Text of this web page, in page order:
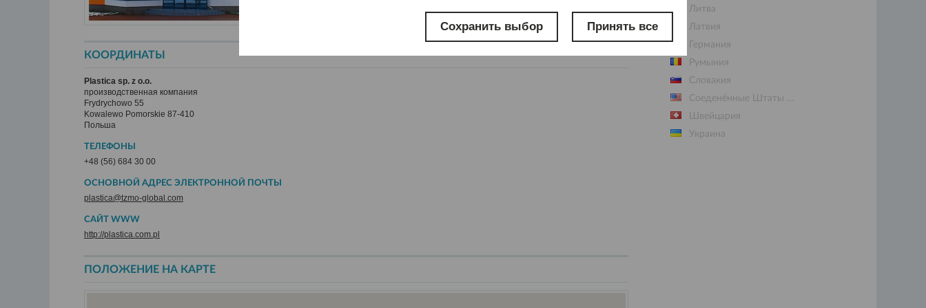
Сохранить выбор Принять все
КООРДИНАТЫ
Plastica sp. z o.o.
производственная компания
Frydrychowo 55
Kowalewo Pomorskie 87-410
Польша
ТЕЛЕФОНЫ
+48 (56) 684 30 00
ОСНОВНОЙ АДРЕС ЭЛЕКТРОННОЙ ПОЧТЫ
plastica@tzmo-global.com
САЙТ WWW
http://plastica.com.pl
ПОЛОЖЕНИЕ НА КАРТЕ
Литва
Латвия
Германия
Румыния
Словакия
Соеденённые Штаты Америки
Швейцария
Украинa